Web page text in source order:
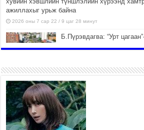
ажиллахыг урьж байна
2026 оны 7 сар 22 / 9 цаг 28 минут
Б.Пүрэвдагва: “Урт
2026 оны 7 сар 21 / 16 цаг 47 минут
Тусгай замын автобус /BRT/
төслийн удирдах хорооны
ээлжит хуралдаан боллоо
2026 оны 7 сар 21 / 16 цаг 43